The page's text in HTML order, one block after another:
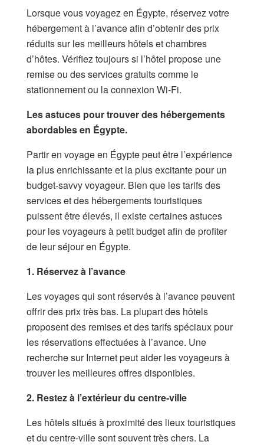
Lorsque vous voyagez en Égypte, réservez votre
hébergement à l’avance afin d’obtenir des prix
réduits sur les meilleurs hôtels et chambres
d’hôtes. Vérifiez toujours si l’hôtel propose une
remise ou des services gratuits comme le
stationnement ou la connexion Wi-Fi.
Les astuces pour trouver des hébergements
abordables en Égypte.
Partir en voyage en Égypte peut être l’expérience
la plus enrichissante et la plus excitante pour un
budget-savvy voyageur. Bien que les tarifs des
services et des hébergements touristiques
puissent être élevés, il existe certaines astuces
pour les voyageurs à petit budget afin de profiter
de leur séjour en Égypte.
1. Réservez à l’avance
Les voyages qui sont réservés à l’avance peuvent
offrir des prix très bas. La plupart des hôtels
proposent des remises et des tarifs spéciaux pour
les réservations effectuées à l’avance. Une
recherche sur Internet peut aider les voyageurs à
trouver les meilleures offres disponibles.
2. Restez à l’extérieur du centre-ville
Les hôtels situés à proximité des lieux touristiques
et du centre-ville sont souvent très chers. La